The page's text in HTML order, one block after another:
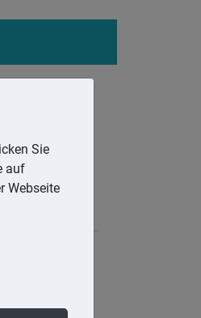
nicht
Sie
auf
Webseite